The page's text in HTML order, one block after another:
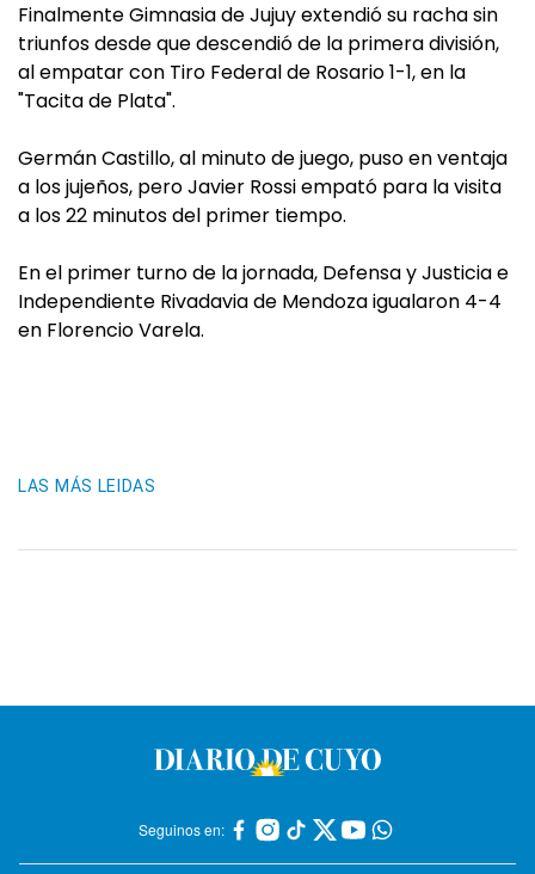
Finalmente Gimnasia de Jujuy extendió su racha sin
triunfos desde que descendió de la primera división,
al empatar con Tiro Federal de Rosario 1-1, en la
"Tacita de Plata".
Germán Castillo, al minuto de juego, puso en ventaja
a los jujeños, pero Javier Rossi empató para la visita
a los 22 minutos del primer tiempo.
En el primer turno de la jornada, Defensa y Justicia e
Independiente Rivadavia de Mendoza igualaron 4-4
en Florencio Varela.
LAS MÁS LEIDAS
Seguinos en: